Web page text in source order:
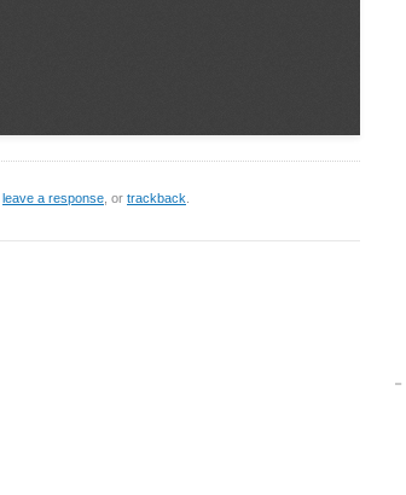
leave a response , or trackback